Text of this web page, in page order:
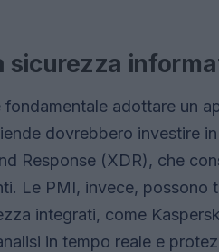
sicurezza
adottare un
dovrebbero investire
Response (XDR), che
Le PMI, invece, possono
integrati, come
in tempo reale e